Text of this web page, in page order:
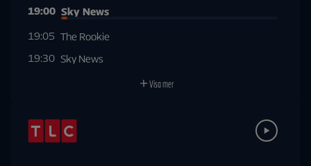
19:00 Sky News
19:05 The Rookie
19:30 Sky News
Visa mer